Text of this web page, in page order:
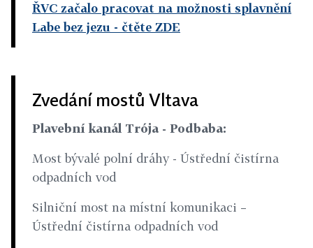
ŘVC začalo pracovat na možnosti splavnění
Labe bez jezu - čtěte ZDE
Zvedání mostů Vltava
Plavební kanál Trója - Podbaba:
Most bývalé polní dráhy - Ústřední čistírna
odpadních vod
Silniční most na místní komunikaci –
Ústřední čistírna odpadních vod